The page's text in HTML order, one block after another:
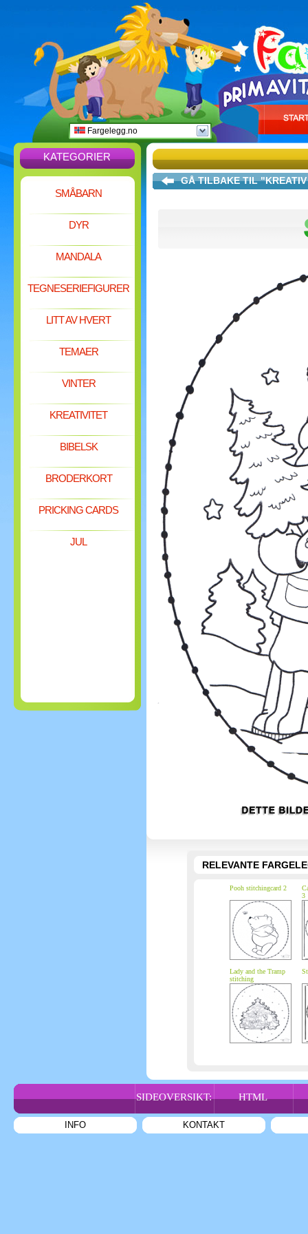
Fargelegg.no
KATEGORIER
SMÅBARN
DYR
MANDALA
TEGNESERIEFIGURER
LITT AV HVERT
TEMAER
VINTER
KREATIVITET
BIBELSK
BRODERKORT
PRICKING CARDS
JUL
GÅ TILBAKE TIL
RELEVANTE
Pooh stitchingcard 2
3
Lady and the Tramp
stitching
SIDEOVERSIKT: HTML
INFO KONTAKT